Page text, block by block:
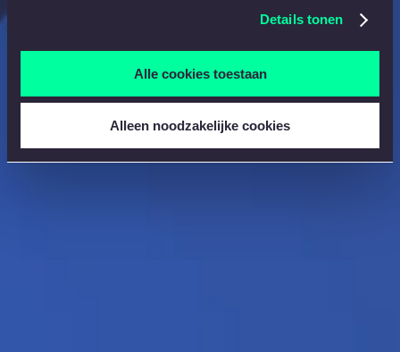
Details tonen
Alle cookies toestaan
Alleen noodzakelijke cookies